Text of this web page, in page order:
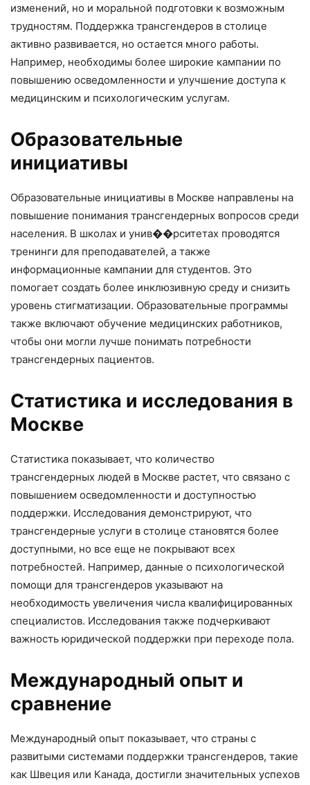
изменений, но и моральной подготовки к возможным
трудностям. Поддержка трансгендеров в столице
активно развивается, но остается много работы.
Например, необходимы более широкие кампании по
повышению осведомленности и улучшение доступа к
медицинским и психологическим услугам.
Образовательные
инициативы
Образовательные инициативы в Москве направлены на
повышение понимания трансгендерных вопросов среди
населения. В школах и унив��рситетах проводятся
тренинги для преподавателей, а также
информационные кампании для студентов. Это
помогает создать более инклюзивную среду и снизить
уровень стигматизации. Образовательные программы
также включают обучение медицинских работников,
чтобы они могли лучше понимать потребности
трансгендерных пациентов.
Статистика и исследования в
Москве
Статистика показывает, что количество
трансгендерных людей в Москве растет, что связано с
повышением осведомленности и доступностью
поддержки. Исследования демонстрируют, что
трансгендерные услуги в столице становятся более
доступными, но все еще не покрывают всех
потребностей. Например, данные о психологической
помощи для трансгендеров указывают на
необходимость увеличения числа квалифицированных
специалистов. Исследования также подчеркивают
важность юридической поддержки при переходе пола.
Международный опыт и
сравнение
Международный опыт показывает, что страны с
развитыми системами поддержки трансгендеров, такие
как Швеция или Канада, достигли значительных успехов